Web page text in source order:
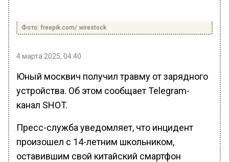
Фото: freepik.com/ wirestock
4 марта 2025, 04:40
Юный москвич получил травму от зарядного
устройства. Об этом сообщает Telegram-
канал SHOT.
Пресс-служба уведомляет, что инцидент
произошел с 14-летним школьником,
оставившим свой китайский смартфон